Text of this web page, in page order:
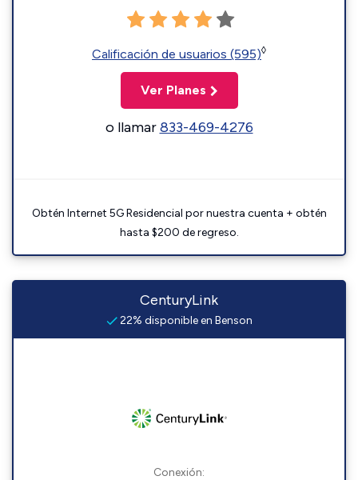
Calificación de usuarios (595)◊
Ver Planes
o llamar833-469-4276
Obtén Internet 5G Residencial por nuestra cuenta + obtén
hasta $200 de regreso.
CenturyLink
22% disponible en Benson
Conexión: